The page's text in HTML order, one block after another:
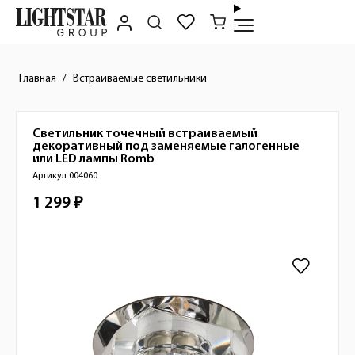
Главная Встраиваемые светильники
Краткое описание товара
Светильник точечный встраиваемый
декоративный под заменяемые галогенные
или LED лампы Romb
Артикул 004060
Стоимость товара
1 299 ₽